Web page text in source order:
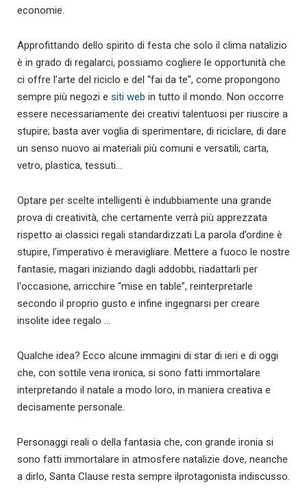
economie.
Approfittando dello spirito di festa che solo il clima natalizio
è in grado di regalarci, possiamo cogliere le opportunità che
ci offre l’arte del riciclo e del “fai da te”, come propongono
sempre più negozi e siti web in tutto il mondo. Non occorre
essere necessariamente dei creativi talentuosi per riuscire a
stupire; basta aver voglia di sperimentare, di riciclare, di dare
un senso nuovo ai materiali più comuni e versatili; carta,
vetro, plastica, tessuti…
Optare per scelte intelligenti è indubbiamente una grande
prova di creatività, che certamente verrà più apprezzata
rispetto ai classici regali standardizzati La parola d’ordine è
stupire, l’imperativo è meravigliare. Mettere a fuoco le nostre
fantasie, magari iniziando dagli addobbi, riadattarli per
l‘occasione, arricchire “mise en table”, reinterpretarle
secondo il proprio gusto e infine ingegnarsi per creare
insolite idee regalo …
Qualche idea? Ecco alcune immagini di star di ieri e di oggi
che, con sottile vena ironica, si sono fatti immortalare
interpretando il natale a modo loro, in maniera creativa e
decisamente personale.
Personaggi reali o della fantasia che, con grande ironia si
sono fatti immortalare in atmosfere natalizie dove, neanche
a dirlo, Santa Clause resta sempre ilprotagonista indiscusso.